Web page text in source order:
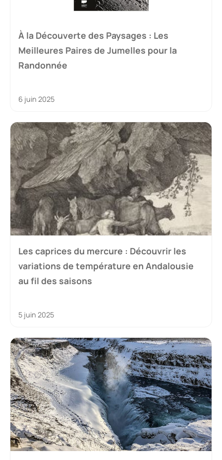
À la Découverte des Paysages : Les
Meilleures Paires de Jumelles pour la
Randonnée
6 juin 2025
Les caprices du mercure : Découvrir les
variations de température en Andalousie
au fil des saisons
5 juin 2025